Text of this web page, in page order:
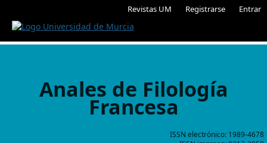
Revistas UM Registrarse Entrar
ISSN electrónico: 1989-4678
Anales de Filología
Francesa